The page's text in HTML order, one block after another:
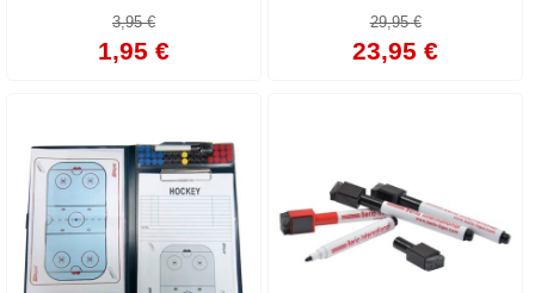
3,95 €
1,95 €
29,95 €
23,95 €